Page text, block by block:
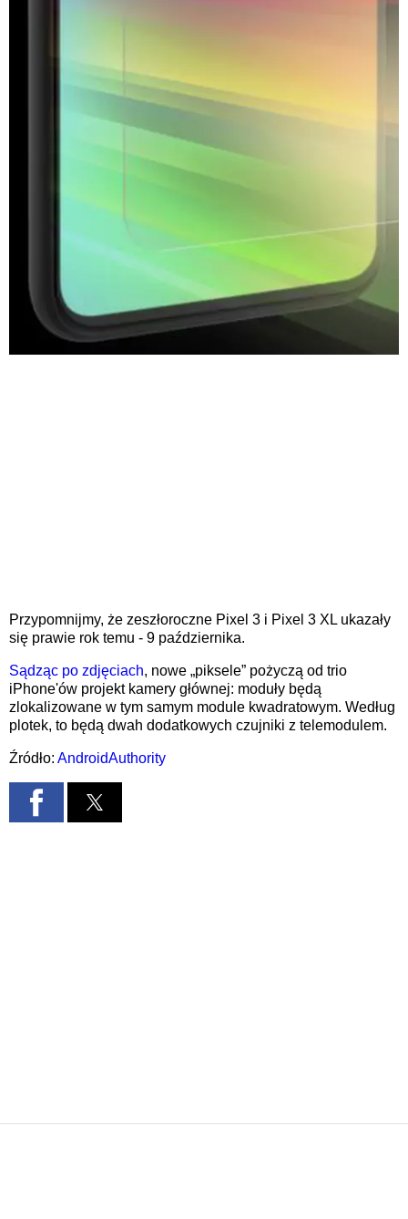
Przypomnijmy, że zeszłoroczne Pixel 3 i Pixel 3 XL ukazały
się prawie rok temu - 9 października.
Sądząc po zdjęciach, nowe „piksele” pożyczą od trio
iPhone'ów projekt kamery głównej: moduły będą
zlokalizowane w tym samym module kwadratowym. Według
plotek, to będą dwah dodatkowych czujniki z telemodulem.
Źródło: AndroidAuthority